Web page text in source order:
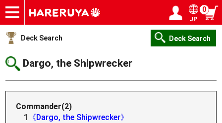
Onlineshop
Articles
Deck Search
Sponsored Players
Shop Info
Event Schedule
Help
Contact
JP
0
Deck Search Deck Search
Dargo, the Shipwrecker
Commander(2)
1
《Dargo, the Shipwrecker》